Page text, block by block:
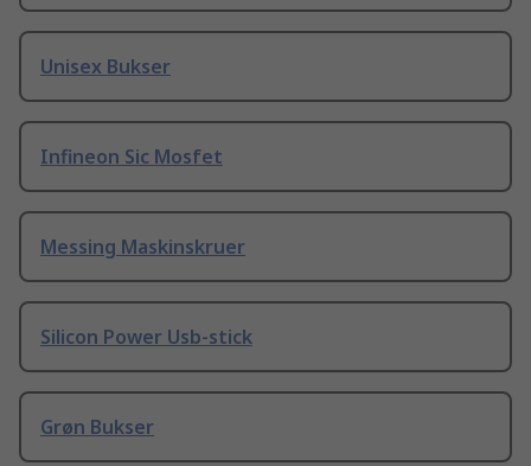
Unisex Bukser
Infineon Sic Mosfet
Messing Maskinskruer
Silicon Power Usb-stick
Grøn Bukser